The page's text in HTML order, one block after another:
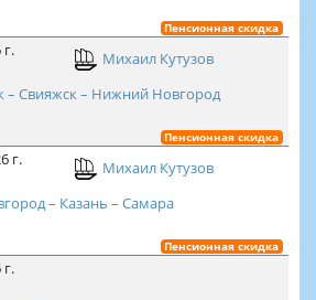
Пенсионная скидка
г.
Михаил Кутузов
Свияжск – Нижний Новгород
Пенсионная скидка
г.
Михаил Кутузов
– Казань – Самара
Пенсионная скидка
г.